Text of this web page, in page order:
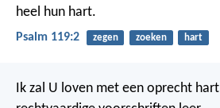
heel hun hart.
Psalm 119:2 zegen zoeken hart
Ik zal U loven met een oprecht hart